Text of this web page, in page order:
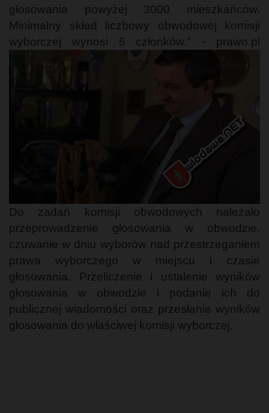
głosowania powyżej 3000 mieszkańców.
Minimalny skład liczbowy obwodowej komisji
wyborczej wynosi 5 członków." - prawo.pl
Do zadań komisji obwodowych należało
przeprowadzenie głosowania w obwodzie,
czuwanie w dniu wyborów nad przestrzeganiem
prawa wyborczego w miejscu i czasie
głosowania. Przeliczenie i ustalenie wyników
głosowania w obwodzie i podanie ich do
publicznej wiadomości oraz przesłanie wyników
głosowania do właściwej komisji wyborczej.